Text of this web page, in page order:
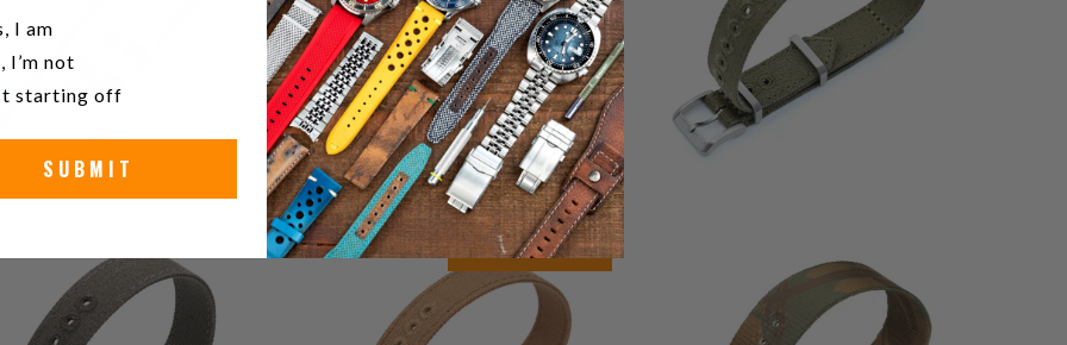
المراجعات
$28.55
(0)0
إجمالي
المراجعات
$28.55 نفدت الكمية
إجمالي
المراجعات
$26.55
a watch collector?
I am
I’m not
starting off
SUBMIT